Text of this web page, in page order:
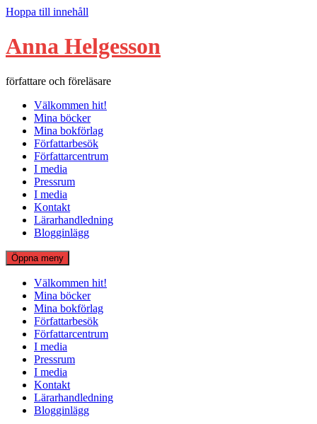
Hoppa till innehåll
Anna Helgesson
författare och föreläsare
Välkommen hit!
Mina böcker
Mina bokförlag
Författarbesök
Författarcentrum
I media
Pressrum
I media
Kontakt
Lärarhandledning
Blogginlägg
Öppna meny
Välkommen hit!
Mina böcker
Mina bokförlag
Författarbesök
Författarcentrum
I media
Pressrum
I media
Kontakt
Lärarhandledning
Blogginlägg